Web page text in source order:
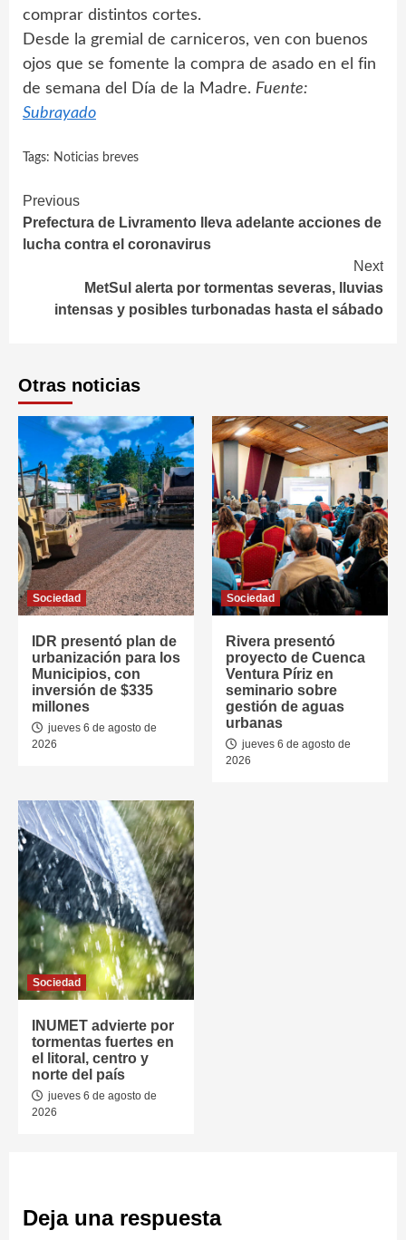
comprar distintos cortes.
Desde la gremial de carniceros, ven con buenos
ojos que se fomente la compra de asado en el fin
de semana del Día de la Madre. Fuente:
Subrayado
Tags: Noticias breves
Continue
Reading
Previous
Prefectura de Livramento lleva adelante acciones de
lucha contra el coronavirus
Next
MetSul alerta por tormentas severas, lluvias
intensas y posibles turbonadas hasta el sábado
Otras noticias
Sociedad
IDR presentó plan de
urbanización para los
Municipios, con
inversión de $335
millones
jueves 6 de agosto de
2026
Sociedad
Rivera presentó
proyecto de Cuenca
Ventura Píriz en
seminario sobre
gestión de aguas
urbanas
jueves 6 de agosto de
2026
Sociedad
INUMET advierte por
tormentas fuertes en
el litoral, centro y
norte del país
jueves 6 de agosto de
2026
Deja una respuesta